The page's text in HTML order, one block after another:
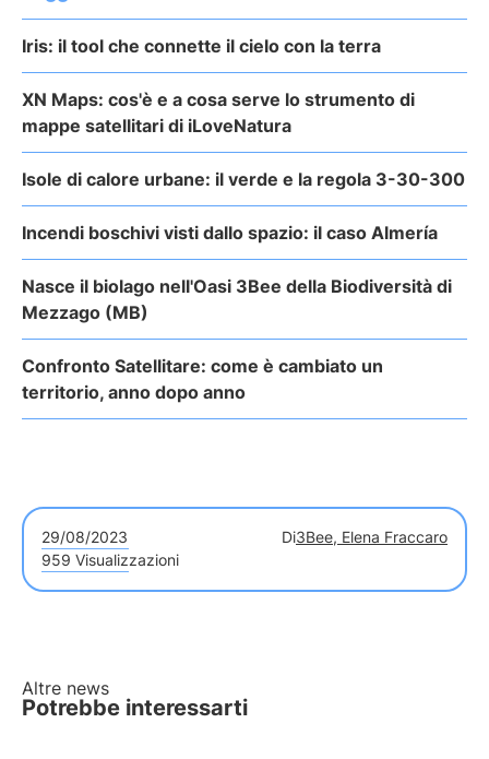
Iris: il tool che connette il cielo con la terra
XN Maps: cos'è e a cosa serve lo strumento di
mappe satellitari di iLoveNatura
Isole di calore urbane: il verde e la regola 3-30-300
Incendi boschivi visti dallo spazio: il caso Almería
Nasce il biolago nell'Oasi 3Bee della Biodiversità di
Mezzago (MB)
Confronto Satellitare: come è cambiato un
territorio, anno dopo anno
29/08/2023 Di3Bee, Elena Fraccaro
959 Visualizzazioni
Altre news
Potrebbe interessarti